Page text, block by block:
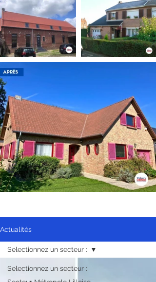
Actualités
Selectionnez un secteur :
Selectionnez un secteur :